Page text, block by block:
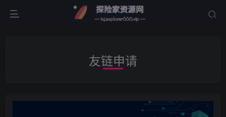
友链申请